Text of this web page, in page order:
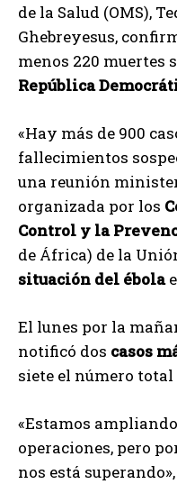
de la Salud (OMS),
Ghebreyesus,
menos 220 muertes
República
«Hay más de 900
fallecimientos
una reunión
organizada por los
Control y la
de África) de la
situación del ébola
El lunes por la
notificó dos casos
siete el número
«Estamos
operaciones, pero
nos está